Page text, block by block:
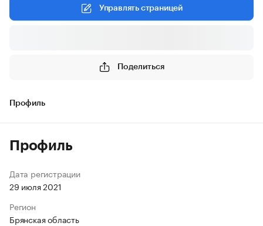
Управлять страницей
Поделиться
Профиль
Профиль
Дата регистрации
29 июля 2021
Регион
Брянская область